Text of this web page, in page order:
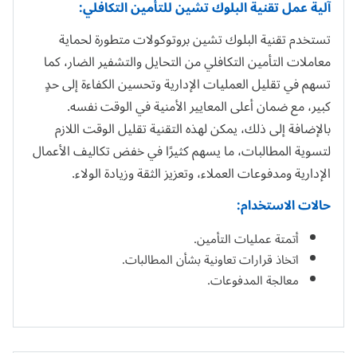
آلية عمل تقنية البلوك تشين للتأمين التكافلي:
تستخدم تقنية البلوك تشين بروتوكولات متطورة لحماية
معاملات التأمين التكافلي من التحايل والتشفير الضار، كما
تسهم في تقليل العمليات الإدارية وتحسين الكفاءة إلى حدٍ
كبير، مع ضمان أعلى المعايير الأمنية في الوقت نفسه.
بالإضافة إلى ذلك، يمكن لهذه التقنية تقليل الوقت اللازم
لتسوية المطالبات، ما يسهم كثيرًا في خفض تكاليف الأعمال
الإدارية ومدفوعات العملاء، وتعزيز الثقة وزيادة الولاء.
حالات الاستخدام:
أتمتة عمليات التأمين.
اتخاذ قرارات تعاونية بشأن المطالبات.
معالجة المدفوعات.